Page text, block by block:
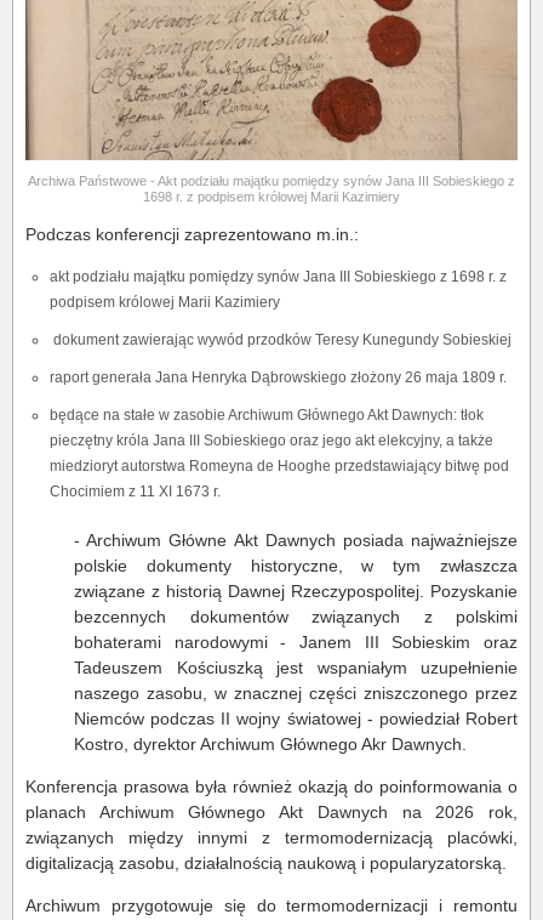
Archiwa Państwowe - Akt podziału majątku pomiędzy synów Jana III Sobieskiego z
1698 r. z podpisem królowej Marii Kazimiery
Podczas konferencji zaprezentowano m.in.:
akt podziału majątku pomiędzy synów Jana III Sobieskiego z 1698 r. z
podpisem królowej Marii Kazimiery
dokument zawierając wywód przodków Teresy Kunegundy Sobieskiej
raport generała Jana Henryka Dąbrowskiego złożony 26 maja 1809 r.
będące na stałe w zasobie Archiwum Głównego Akt Dawnych: tłok
pieczętny króla Jana III Sobieskiego oraz jego akt elekcyjny, a także
miedzioryt autorstwa Romeyna de Hooghe przedstawiający bitwę pod
Chocimiem z 11 XI 1673 r.
- Archiwum Główne Akt Dawnych posiada najważniejsze
polskie dokumenty historyczne, w tym zwłaszcza
związane z historią Dawnej Rzeczypospolitej. Pozyskanie
bezcennych dokumentów związanych z polskimi
bohaterami narodowymi - Janem III Sobieskim oraz
Tadeuszem Kościuszką jest wspaniałym uzupełnienie
naszego zasobu, w znacznej części zniszczonego przez
Niemców podczas II wojny światowej - powiedział Robert
Kostro, dyrektor Archiwum Głównego Akr Dawnych.
Konferencja prasowa była również okazją do poinformowania o
planach Archiwum Głównego Akt Dawnych na 2026 rok,
związanych między innymi z termomodernizacją placówki,
digitalizacją zasobu, działalnością naukową i popularyzatorską.
Archiwum przygotowuje się do termomodernizacji i remontu